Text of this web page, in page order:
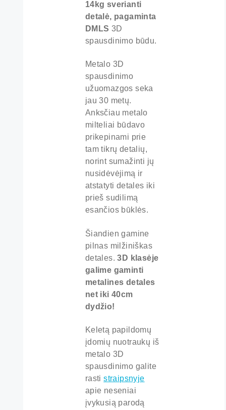
14kg sverianti
detalė, pagaminta
DMLS 3D
spausdinimo būdu.
Metalo 3D
spausdinimo
užuomazgos seka
jau 30 metų.
Anksčiau metalo
milteliai būdavo
prikepinami prie
tam tikrų detalių,
norint sumažinti jų
nusidėvėjimą ir
atstatyti detales iki
prieš sudilimą
esančios būklės.
Šiandien gamine
pilnas milžiniškas
detales.3D klasėje
galime gaminti
metalines detales
net iki 40cm
dydžio!
Keletą papildomų
įdomių nuotraukų iš
metalo 3D
spausdinimo galite
rastistraipsnyje
apie neseniai
įvykusią parodą